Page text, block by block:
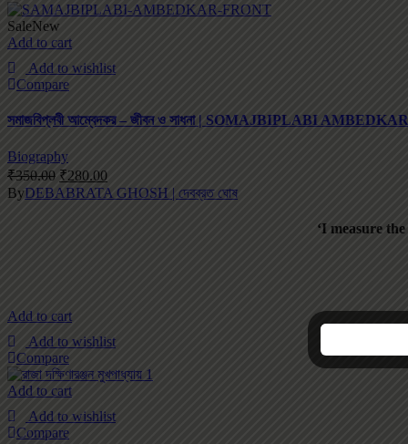
SaleNew
Add to cart
Add to wishlist
Compare
সমাজবিপ্লবী আম্বেদকর – জীবন ও সাধনা | SOMAJBIPLABI
Biography
₹350.00 ₹280.00
ByDEBABRATA GHOSH | দেবব্রত ঘোষ
‘I measure
Add to cart
Add to wishlist
Compare
Add to cart
Add to wishlist
Compare